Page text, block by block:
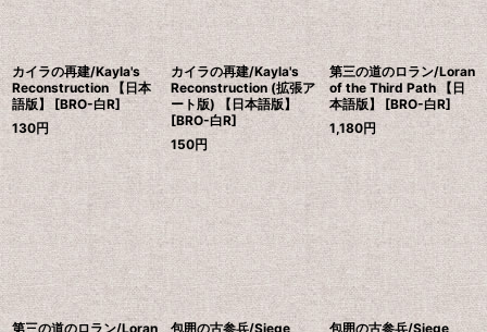
カイラの再建/Kayla's
Reconstruction 【日本
語版】 [BRO-白R]
130円
カイラの再建/Kayla's
Reconstruction (拡張ア
ート版) 【日本語版】
[BRO-白R]
150円
第三の道のロラン/Loran
of the Third Path 【日
本語版】 [BRO-白R]
1,180円
第三の道のロラン/Loran
包囲の古参兵/Siege
包囲の古参兵/Siege